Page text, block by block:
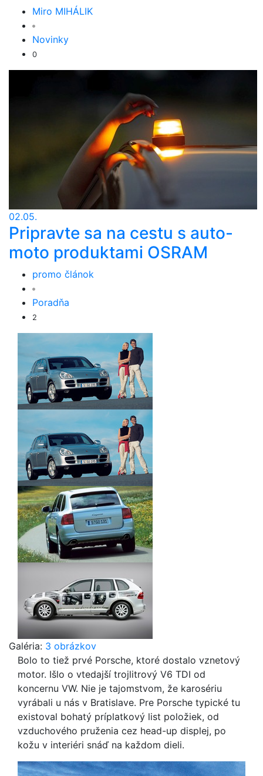
Miro MIHÁLIK
Novinky
0
02.05.
Pripravte sa na cestu s auto-
moto produktami OSRAM
promo článok
Poradňa
2
Galéria: 3 obrázkov
Bolo to tiež prvé Porsche, ktoré dostalo vznetový
motor. Išlo o vtedajší trojlitrový V6 TDI od
koncernu VW. Nie je tajomstvom, že karosériu
vyrábali u nás v Bratislave. Pre Porsche typické tu
existoval bohatý príplatkový list položiek, od
vzduchového pruženia cez head-up displej, po
kožu v interiéri snáď na každom dieli.